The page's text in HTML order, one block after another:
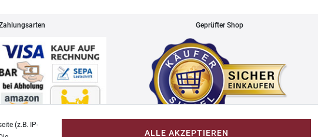
Geprüfter Shop
(z.B. IP-
ALLE AKZEPTIEREN